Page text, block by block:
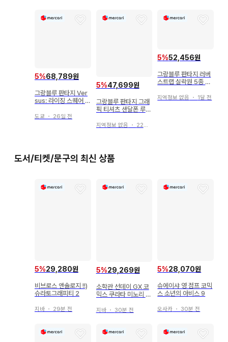
5%68,789원
그랑블루 판타지 Ver
sus: 라이징 스퀘어 캔
도쿄 ・ 26일 전
5%47,699원
그랑블루 판타지 그래
픽 티셔츠 샌달폰 루시
지역정보 없음 ・ 22일 전
5%52,456원
그랑블루 판타지 러버
스트랩 실락원 5종 세
지역정보 없음 ・ 1달 전
도서/티켓/문구의 최신 상품
5%29,280원
비브로스 앤솔로지 !!)
슈라토그래피티 2
지바 ・ 29분 전
5%29,269원
소학관 선데이 GX 코
믹스 쿠라타 미노리 약
후궁 수수께끼 풀이 수
지바・ 30분 전
5%28,070원
슈에이샤 영 점프 코믹
스 소년의 아비스 9
오사카 ・ 30분 전